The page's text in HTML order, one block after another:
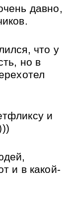
давно,
что у
но в
и
и в какой-